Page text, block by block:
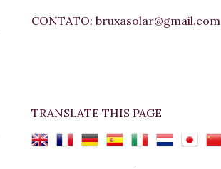
CONTATO: bruxasolar@gmail.com
TRANSLATE THIS PAGE